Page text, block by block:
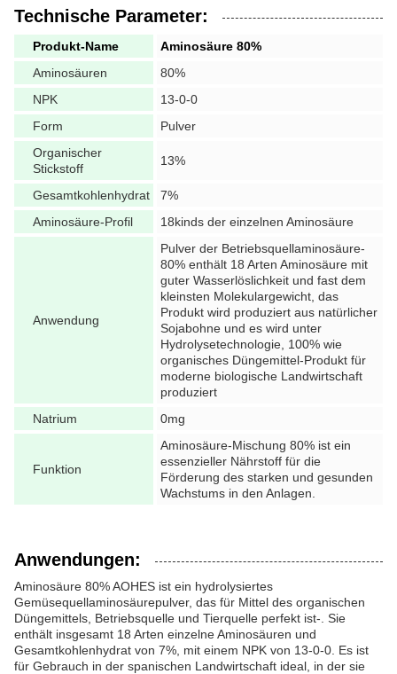
Technische Parameter:
Produkt-Name
Aminosäure 80%
Aminosäuren
80%
NPK
13-0-0
Form
Pulver
Organischer
Stickstoff
13%
Gesamtkohlenhydrat
7%
Aminosäure-Profil
18kinds der einzelnen Aminosäure
Anwendung
Pulver der Betriebsquellaminosäure-
80% enthält 18 Arten Aminosäure mit
guter Wasserlöslichkeit und fast dem
kleinsten Molekulargewicht, das
Produkt wird produziert aus natürlicher
Sojabohne und es wird unter
Hydrolysetechnologie, 100% wie
organisches Düngemittel-Produkt für
moderne biologische Landwirtschaft
produziert
Natrium
0mg
Funktion
Aminosäure-Mischung 80% ist ein
essenzieller Nährstoff für die
Förderung des starken und gesunden
Wachstums in den Anlagen.
Anwendungen:
Aminosäure 80% AOHES ist ein hydrolysiertes
Gemüsequellaminosäurepulver, das für Mittel des organischen
Düngemittels, Betriebsquelle und Tierquelle perfekt ist-. Sie
enthält insgesamt 18 Arten einzelne Aminosäuren und
Gesamtkohlenhydrat von 7%, mit einem NPK von 13-0-0. Es ist
für Gebrauch in der spanischen Landwirtschaft ideal, in der sie